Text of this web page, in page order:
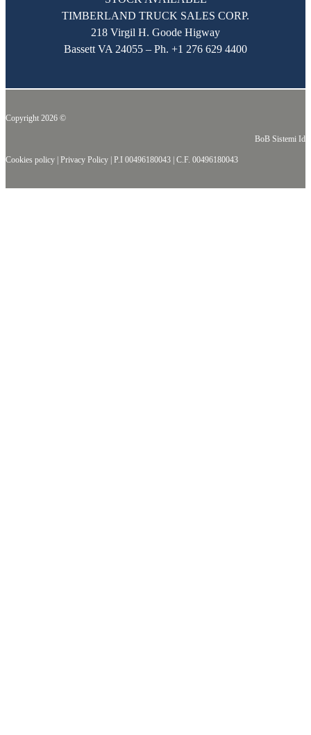
TIMBERLAND TRUCK SALES CORP.
218 Virgil H. Goode Higway
Bassett VA 24055 – Ph. +1 276 629 4400
Copyright 2026 ©
BoB Sistemi
Cookies policy | Privacy Policy | P.I 00496180043 | C.F. 00496180043